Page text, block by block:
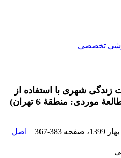
تخصصی
شهری با استفاده از
موردی: منطقۀ 6 تهران)
1399 ، صفحه 367-383
اصل